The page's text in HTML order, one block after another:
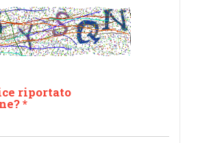
riportato
*